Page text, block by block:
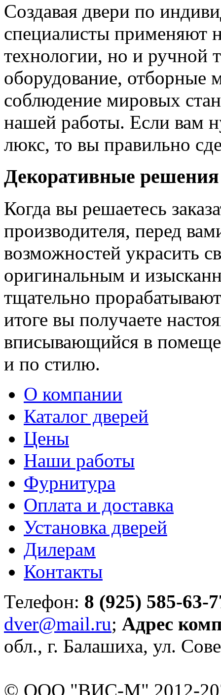
Создавая двери по
специалисты применяют
технологии, но и ручной
оборудование, отборные
соблюдение мировых
нашей работы. Если вам
люкс, то вы правильно
Декоративные решения
Когда вы решаетесь
производителя, перед
возможностей украсить
оригинальным и
тщательно
итоге вы получаете
вписывающийся в
и по стилю.
О компании
Каталог дверей
Цены
Наши работы
Фурнитура
Оплата и доставка
Установка дверей
Дилерам
Контакты
Телефон: 8 (925) 585-63-
dver@mail.ru; Адрес
обл., г. Балашиха, ул.
© ООО "ВИС-М" 2012-